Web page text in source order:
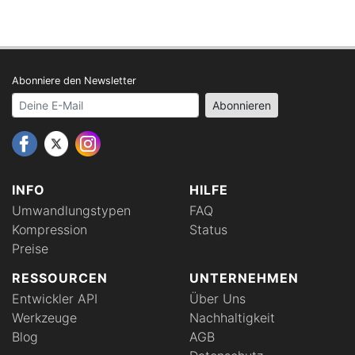
INFO
Umwandlungstypen
Kompression
Preise
HILFE
FAQ
Status
RESSOURCEN
Entwickler API
Werkzeuge
Blog
UNTERNEHMEN
Über Uns
Nachhaltigkeit
AGB
Abonniere den Newsletter
Your email address Abonnieren